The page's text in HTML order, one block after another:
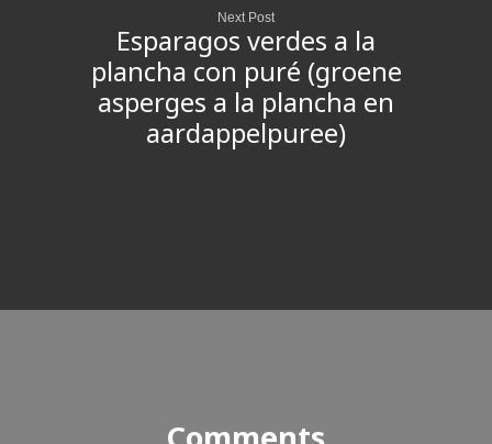
Next Post
Esparagos verdes a la
plancha con puré (groene
asperges a la plancha en
aardappelpuree)